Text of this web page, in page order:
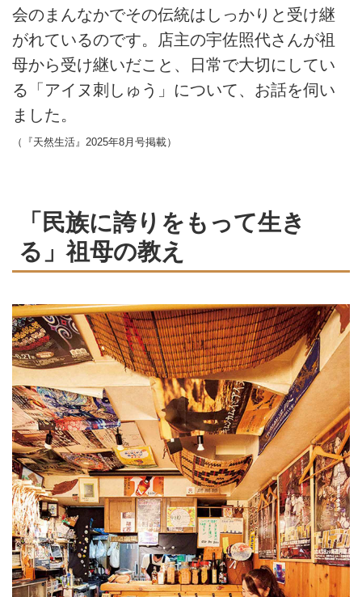
会のまんなかでその伝統はしっかりと受け継
がれているのです。店主の宇佐照代さんが祖
母から受け継いだこと、日常で大切にしてい
る「アイヌ刺しゅう」について、お話を伺い
ました。
（『天然生活』2025年8月号掲載）
「民族に誇りをもって生き
る」祖母の教え